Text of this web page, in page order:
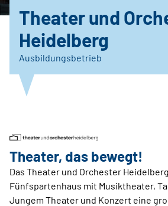
Theater und
Heidelberg
Ausbildungsbetrieb
Theater, das bewegt!
Das Theater und Orchester
Fünfspartenhaus mit Musiktheater,
Jungem Theater und Konzert eine